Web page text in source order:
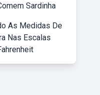
Sardinha
As Medidas De
Nas Escalas